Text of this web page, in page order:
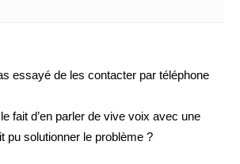
essayé de les contacter par téléphone
fait d’en parler de vive voix avec une
pu solutionner le problème ?